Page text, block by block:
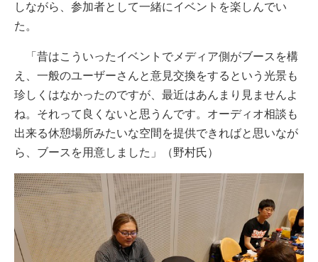
しながら、参加者として一緒にイベントを楽しんでい
た。
「昔はこういったイベントでメディア側がブースを構
え、一般のユーザーさんと意見交換をするという光景も
珍しくはなかったのですが、最近はあんまり見ませんよ
ね。それって良くないと思うんです。オーディオ相談も
出来る休憩場所みたいな空間を提供できればと思いなが
ら、ブースを用意しました」（野村氏）